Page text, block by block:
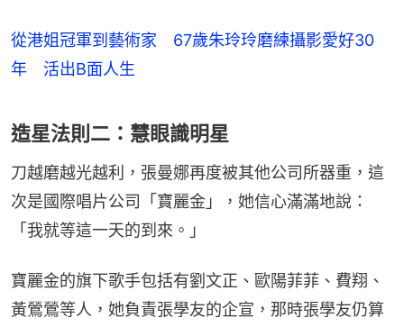
從港姐冠軍到藝術家 67歲朱玲玲磨練攝影愛好30
年 活出B面人生
造星法則二：慧眼識明星
刀越磨越光越利，張曼娜再度被其他公司所器重，這
次是國際唱片公司「寶麗金」，她信心滿滿地說：
「我就等這一天的到來。」
寶麗金的旗下歌手包括有劉文正、歐陽菲菲、費翔、
黃鶯鶯等人，她負責張學友的企宣，那時張學友仍算